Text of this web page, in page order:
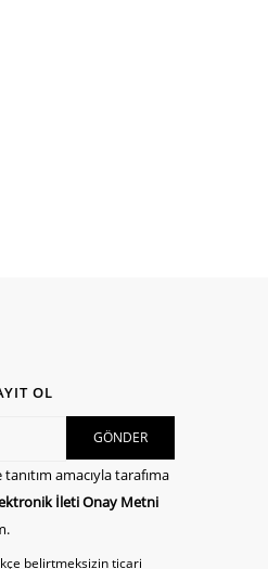
OL
amacıyla tarafıma
İleti Onay Metni
belirtmeksizin ticari